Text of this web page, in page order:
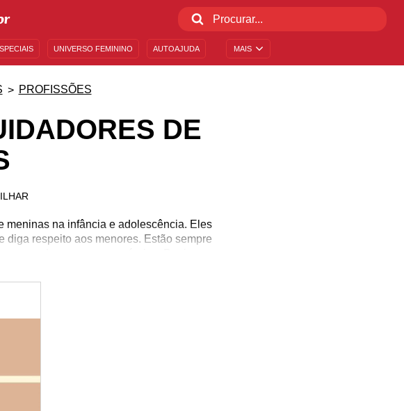
MAIS
UNIVERSO FEMININO AUTOAJUDA
PROFISSÕES
DE
meninas na infância e adolescência. Eles
respeito aos menores. Estão sempre
do que com os próprios. Por isso,
Se você tem alguém de confiança que
para cuidadores de crianças